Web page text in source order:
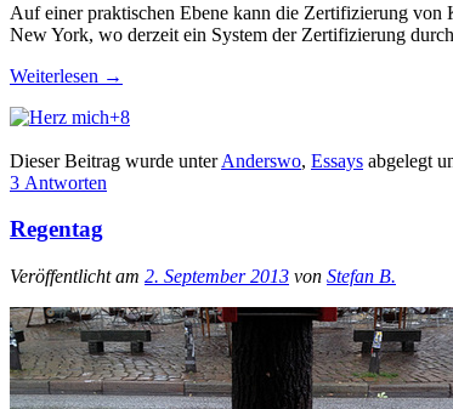
Auf einer praktischen Ebene kann die Zertifizierung von
New York, wo derzeit ein System der Zertifizierung
Weiterlesen →
+8
Dieser Beitrag wurde unterAnderswo, Essays abgelegt
3 Antworten
Regentag
Veröffentlicht am 2. September 2013 von Stefan B.